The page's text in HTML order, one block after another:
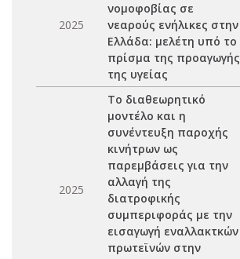
2025
νομοφοβίας σε
νεαρούς ενήλικες στην
Ελλάδα: μελέτη υπό το
πρίσμα της προαγωγής
της υγείας
2025
Το διαθεωρητικό
μοντέλο και η
συνέντευξη παροχής
κινήτρων ως
παρεμβάσεις για την
αλλαγή της
διατροφικής
συμπεριφοράς με την
εισαγωγή εναλλακτκών
πρωτεϊνών στην